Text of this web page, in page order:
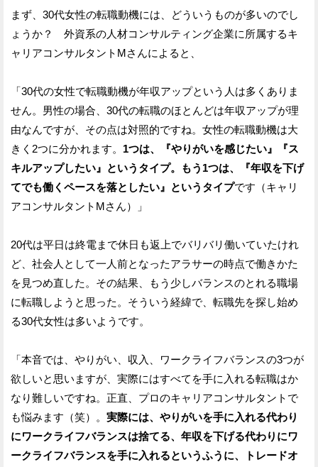
まず、30代女性の転職動機には、どういうものが多いのでし
ょうか？ 外資系の人材コンサルティング企業に所属するキ
ャリアコンサルタントMさんによると、
「30代の女性で転職動機が年収アップという人は多くありま
せん。男性の場合、30代の転職のほとんどは年収アップが理
由なんですが、その点は対照的ですね。女性の転職動機は大
きく2つに分かれます。 1つは、『やりがいを感じたい』『ス
キルアップしたい』というタイプ。もう1つは、『年収を下げ
てでも働くペースを落としたい』というタイプです（キャリ
アコンサルタントMさん）」
20代は平日は終電まで休日も返上でバリバリ働いていたけれ
ど、社会人として一人前となったアラサーの時点で働きかた
を見つめ直した。その結果、もう少しバランスのとれる職場
に転職しようと思った。そういう経緯で、転職先を探し始め
る30代女性は多いようです。
「本音では、やりがい、収入、ワークライフバランスの3つが
欲しいと思いますが、実際にはすべてを手に入れる転職はか
なり難しいですね。正直、プロのキャリアコンサルタントで
も悩みます（笑）。 実際には、やりがいを手に入れる代わり
にワークライフバランスは捨てる、年収を下げる代わりにワ
ークライフバランスを手に入れるというふうに、トレードオ